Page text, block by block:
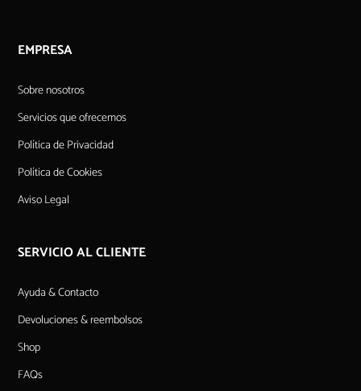
EMPRESA
Sobre nosotros
Servicios que ofrecemos
Política de Privacidad
Política de Cookies
Aviso Legal
SERVICIO AL CLIENTE
Ayuda & Contacto
Devoluciones & reembolsos
Shop
FAQs